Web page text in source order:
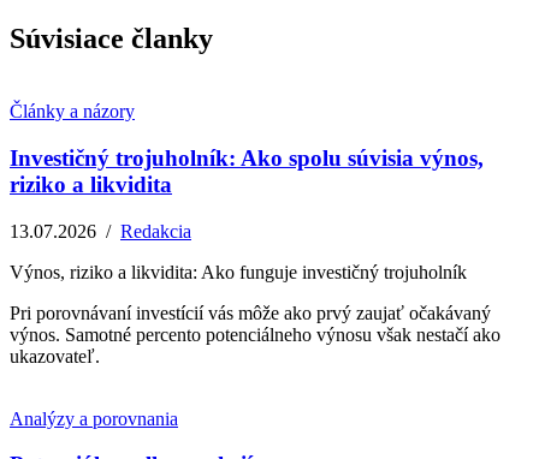
Súvisiace članky
Články a názory
Investičný trojuholník: Ako spolu súvisia výnos,
riziko a likvidita
13.07.2026 / Redakcia
Výnos, riziko a likvidita: Ako funguje investičný trojuholník
Pri porovnávaní investícií vás môže ako prvý zaujať očakávaný
výnos. Samotné percento potenciálneho výnosu však nestačí ako
ukazovateľ.
Analýzy a porovnania